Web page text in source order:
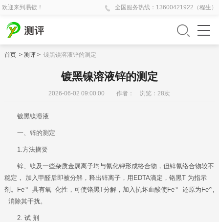
欢迎来到易镀！ 全国 服务热线： 13600421922（程生）
首页> 测评> 镀黑镍溶液锌的测定
镀黑镍溶液锌的测定
2026-06-02 09:00:00 作者： 浏览：28次
镀黑镍溶液
一、锌的测定
1.方法摘要
锌、镍及一些杂质金属离子均与氰化钾形成络合物，但锌氰络合物较不
稳定， 加入甲醛后即被分解，释出锌离子，用EDTA滴定，铬黑T 为指示
剂。Fe³⁺具有氧 化性，可使铬黑T分解，加入抗坏血酸使Fe³⁺还原为Fe²⁺,
消除其干扰。
2. 试 剂